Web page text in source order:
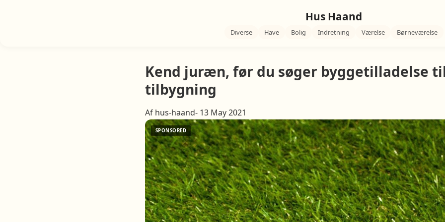
Hus Haand
Diverse Have Bolig Indretning Værelse Børneværelse
Kend juræn, før du søger byggetilladelse
tilbygning
Af hus-haand- 13 May 2021